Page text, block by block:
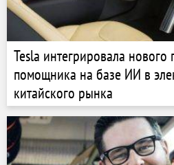
Tesla интегрировала нового
помощника на базе ИИ в
китайского рынка